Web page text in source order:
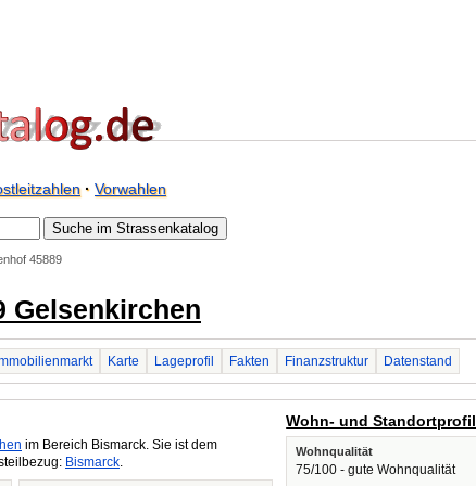
· Vorwahlen
45889
Gelsenkirchen
Karte Lageprofil Fakten Finanzstruktur Datenstand
im Bereich Bismarck. Sie ist dem
Bismarck.
Wohn- und Standortprofil
Wohnqualität
75/100 - gute Wohnqualität